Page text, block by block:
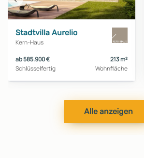
Stadtvilla Aurelio
Kern-Haus
ab 585.900 €
Schlüsselfertig
213 m²
Wohnfläche
Vorheriges
Haus
Alle anzeigen